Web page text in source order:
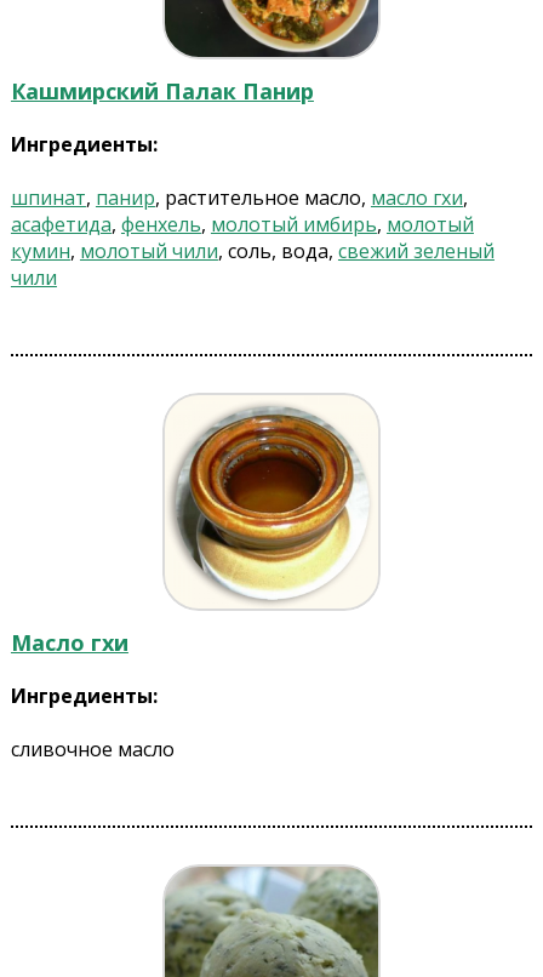
Кашмирский Палак Панир
Ингредиенты:
шпинат, панир, растительное масло, масло гхи,
асафетида, фенхель, молотый имбирь, молотый
кумин, молотый чили, соль, вода, свежий зеленый
чили
Масло гхи
Ингредиенты:
сливочное масло